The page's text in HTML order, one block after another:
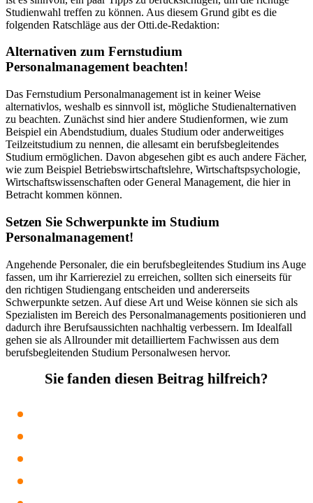
Studienwahl treffen zu können. Aus diesem Grund gibt es die
folgenden Ratschläge aus der Otti.de-Redaktion:
Alternativen zum Fernstudium
Personalmanagement beachten!
Das Fernstudium Personalmanagement ist in keiner Weise
alternativlos, weshalb es sinnvoll ist, mögliche Studienalternativen
zu beachten. Zunächst sind hier andere Studienformen, wie zum
Beispiel ein Abendstudium, duales Studium oder anderweitiges
Teilzeitstudium zu nennen, die allesamt ein berufsbegleitendes
Studium ermöglichen. Davon abgesehen gibt es auch andere Fächer,
wie zum Beispiel Betriebswirtschaftslehre, Wirtschaftspsychologie,
Wirtschaftswissenschaften oder General Management, die hier in
Betracht kommen können.
Setzen Sie Schwerpunkte im Studium
Personalmanagement!
Angehende Personaler, die ein berufsbegleitendes Studium ins Auge
fassen, um ihr Karriereziel zu erreichen, sollten sich einerseits für
den richtigen Studiengang entscheiden und andererseits
Schwerpunkte setzen. Auf diese Art und Weise können sie sich als
Spezialisten im Bereich des Personalmanagements positionieren und
dadurch ihre Berufsaussichten nachhaltig verbessern. Im Idealfall
gehen sie als Allrounder mit detailliertem Fachwissen aus dem
berufsbegleitenden Studium Personalwesen hervor.
Sie fanden diesen Beitrag hilfreich?